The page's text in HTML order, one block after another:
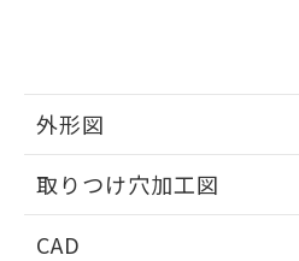
外形図
取りつけ穴加工図
CAD
指します。
51物質の非含有証明書（
※本証明書は発行日時点
るもので、過去に遡って
ものではありません。
また、RoHS指令のフ